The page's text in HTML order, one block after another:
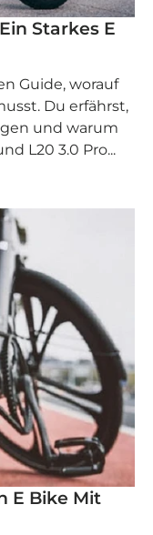
Starkes E
Guide, worauf
Du erfährst,
und warum
L20 3.0 Pro...
E Bike Mit